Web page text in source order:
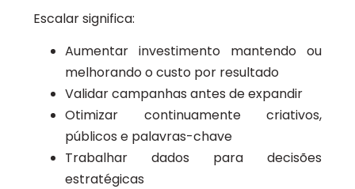
Escalar significa:
Aumentar investimento mantendo ou
melhorando o custo por resultado
Validar campanhas antes de expandir
Otimizar continuamente criativos,
públicos e palavras-chave
Trabalhar dados para decisões
estratégicas